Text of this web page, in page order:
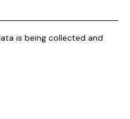
is being collected and